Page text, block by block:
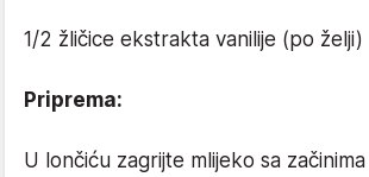
1/2 žličice ekstrakta vanilije (po želji)
Priprema:
U lončiću zagrijte mlijeko sa